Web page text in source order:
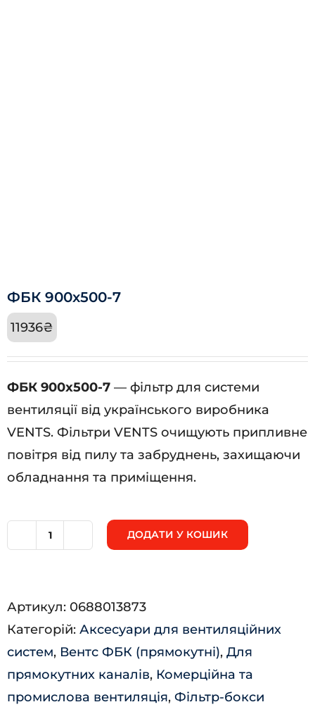
ФБК 900х500-7
11936₴
ФБК 900х500-7 — фільтр для системи
вентиляції від українського виробника
VENTS. Фільтри VENTS очищують припливне
повітря від пилу та забруднень, захищаючи
обладнання та приміщення.
кількість
ДОДАТИ У КОШИК
Артикул: 0688013873
Категорій: Аксесуари для вентиляційних
систем, Вентс ФБК (прямокутні), Для
прямокутних каналів, Комерційна та
промислова вентиляція, Фільтр-бокси